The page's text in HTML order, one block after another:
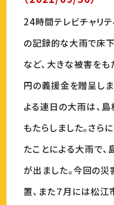
24時間テレビチャリ
の記録的な大雨で床
など、大きな被害を
円の義援金を贈呈し
よる連日の大雨は、
もたらしました。さ
たことによる大雨で
が出ました。今回の
置、また７月には松江